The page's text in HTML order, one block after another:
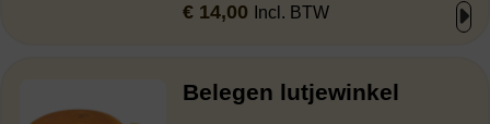
€ 14,00 Incl. BTW
Belegen lutjewinkel